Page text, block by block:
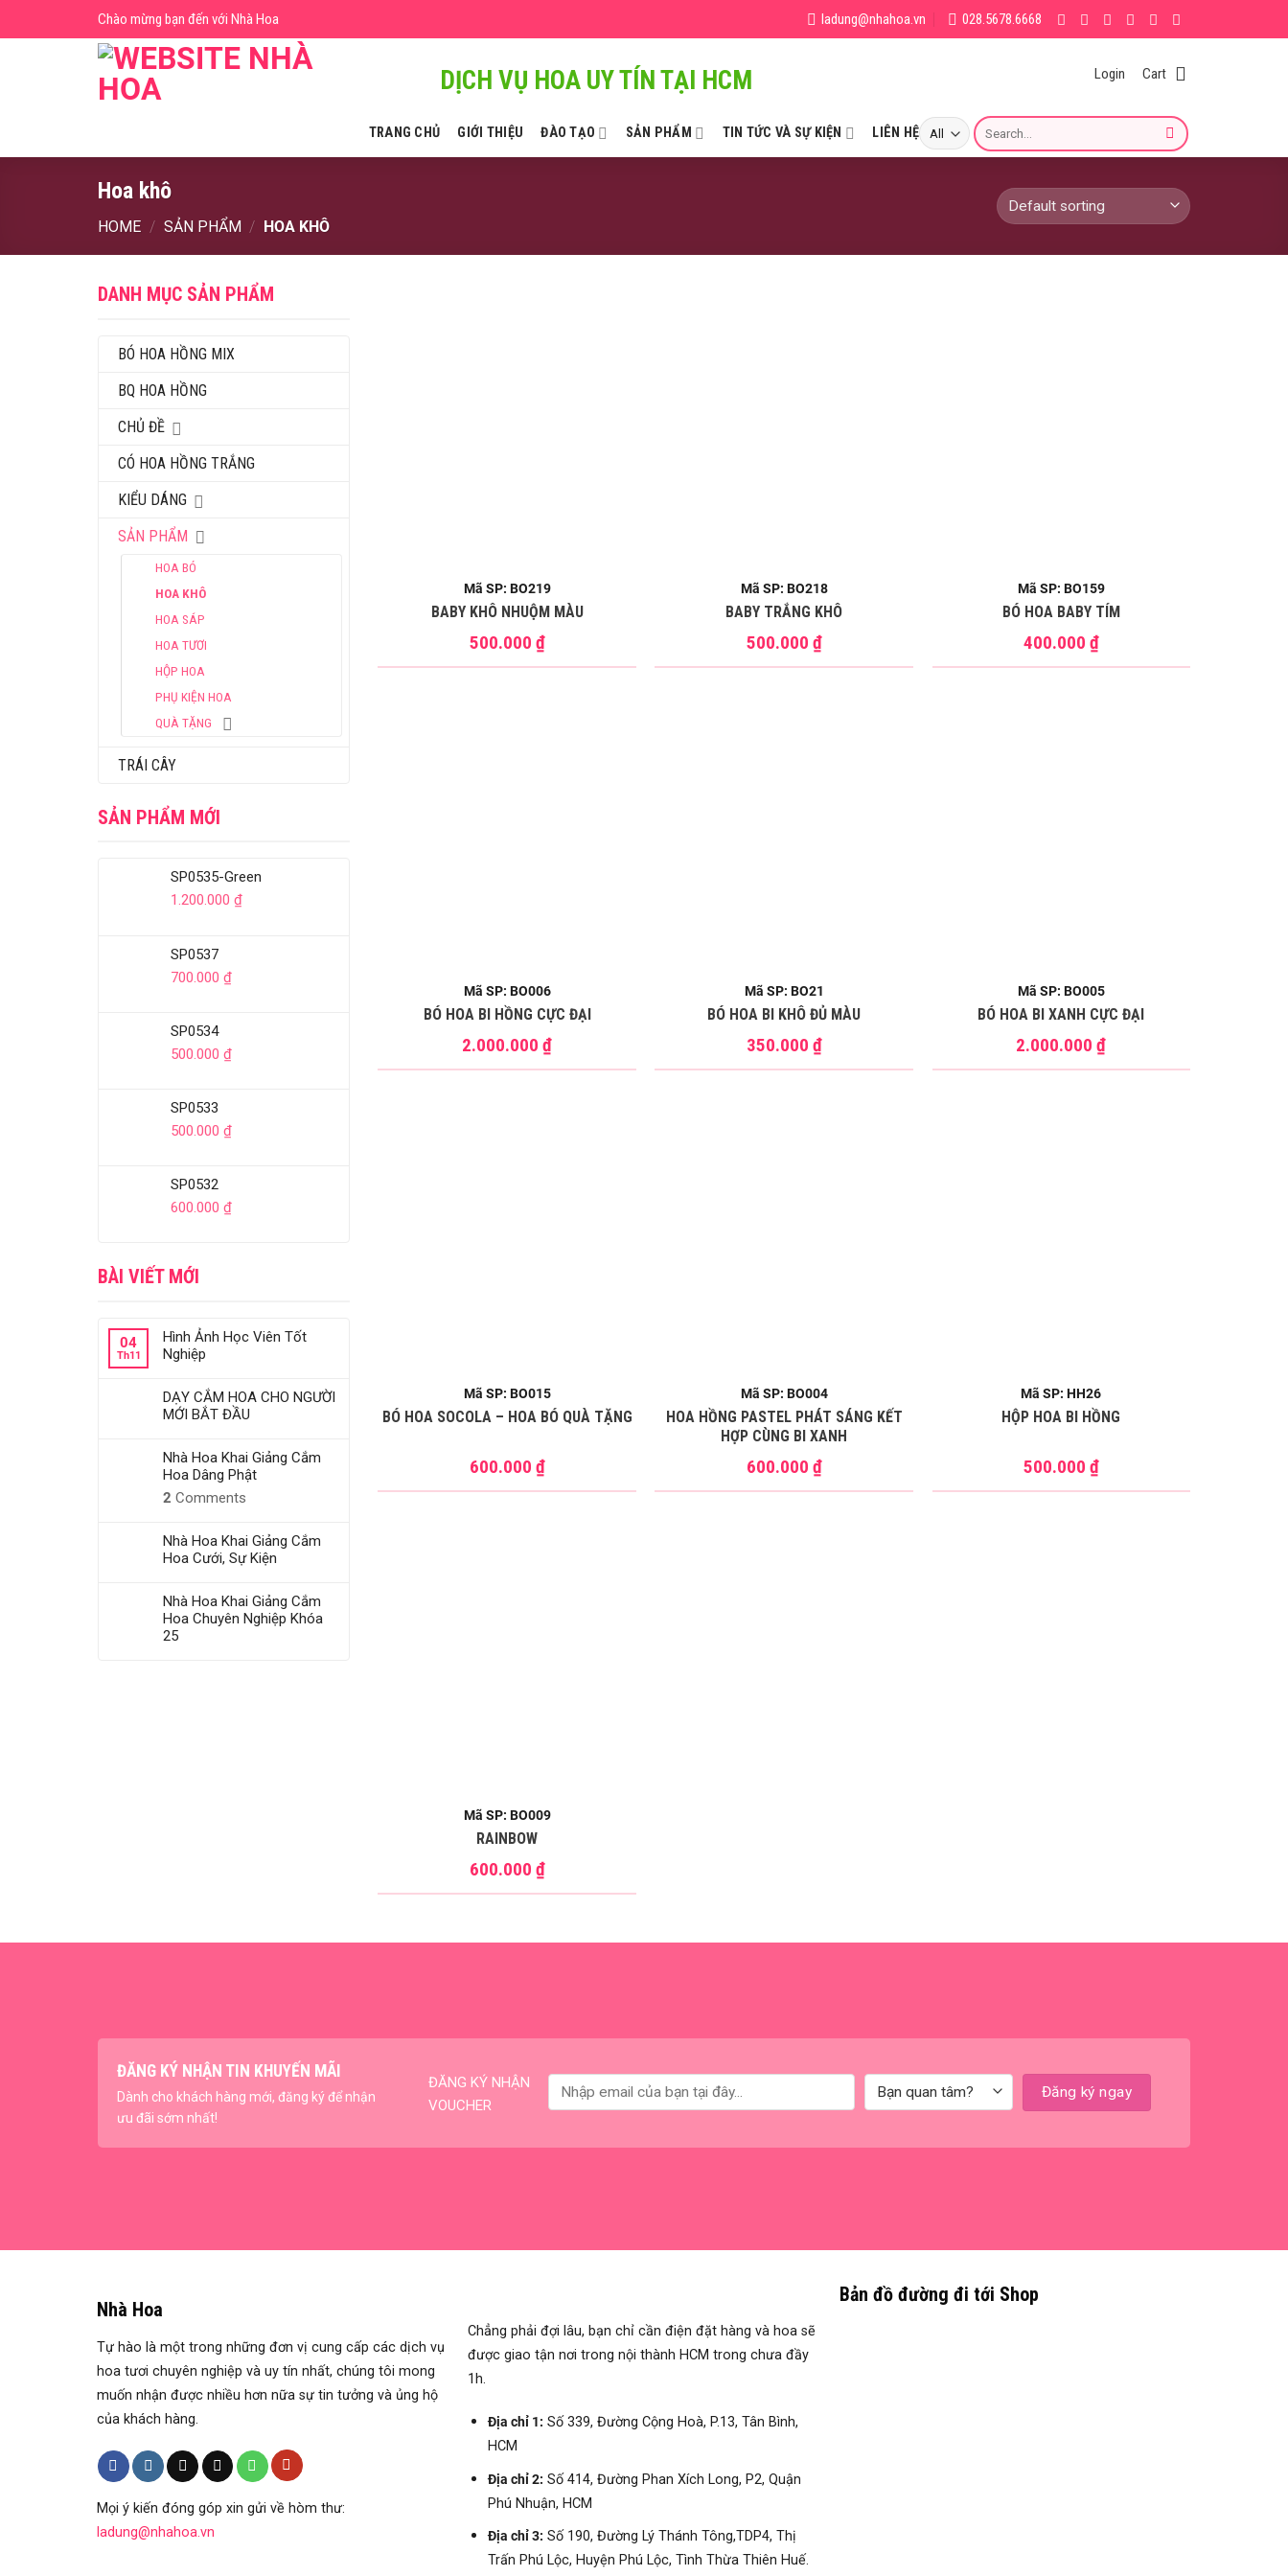
to
Chào mừng bạn đến với Nhà Hoa ladung@nhahoa.vn 028.5678.6668
DỊCH VỤ HOA UY TÍN TẠI HCM Login Cart
TRANG CHỦ GIỚI THIỆU ĐÀO TẠO SẢN PHẨM TIN TỨC VÀ SỰ KIỆN LIÊN HỆ
Search
for:
Hoa khô
HOME / SẢN PHẨM / HOA KHÔ
DANH MỤC SẢN PHẨM
BÓ HOA HỒNG MIX
BQ HOA HỒNG
CHỦ ĐỀ
CÓ HOA HỒNG TRẮNG
KIỂU DÁNG
SẢN PHẨM
HOA BÓ
HOA KHÔ
HOA SÁP
HOA TƯƠI
HỘP HOA
PHỤ KIỆN HOA
QUÀ TẶNG
TRÁI CÂY
SẢN PHẨM MỚI
SP0535-Green
1.200.000 ₫
SP0537
700.000 ₫
SP0534
500.000 ₫
SP0533
500.000 ₫
SP0532
600.000 ₫
BÀI VIẾT MỚI
04
Th11
Hình Ảnh Học Viên Tốt
Nghiệp
DẠY CẮM HOA CHO NGƯỜI
MỚI BẮT ĐẦU
Nhà Hoa Khai Giảng Cắm
Hoa Dâng Phật
2 Comments
Nhà Hoa Khai Giảng Cắm
Hoa Cưới, Sự Kiện
Nhà Hoa Khai Giảng Cắm
Hoa Chuyên Nghiệp Khóa
25
Mã SP: BO219
BABY KHÔ NHUỘM MÀU
500.000 ₫
Mã SP: BO218
BABY TRẮNG KHÔ
500.000 ₫
Mã SP: BO159
BÓ HOA BABY TÍM
400.000 ₫
Mã SP: BO006
BÓ HOA BI HỒNG CỰC ĐẠI
2.000.000₫
Mã SP: BO21
BÓ HOA BI KHÔ ĐỦ MÀU
350.000 ₫
Mã SP: BO005
BÓ HOA BI XANH CỰC ĐẠI
2.000.000₫
Mã SP: BO015
BÓ HOA SOCOLA – HOA BÓ QUÀ TẶNG
600.000 ₫
Mã SP: BO004
HOA HỒNG PASTEL PHÁT SÁNG KẾT
HỢP CÙNG BI XANH
600.000 ₫
Mã SP: HH26
HỘP HOA BI HỒNG
500.000 ₫
Mã SP: BO009
RAINBOW
600.000 ₫
ĐĂNG KÝ NHẬN TIN KHUYẾN MÃI
Dành cho khách hàng mới, đăng ký để nhận
ưu đãi sớm nhất!
ĐĂNG KÝ NHẬN
VOUCHER
Nhà Hoa
Tự hào là một trong những đơn vị cung cấp các dịch vụ
hoa tươi chuyên nghiệp và uy tín nhất, chúng tôi mong
muốn nhận được nhiều hơn nữa sự tin tưởng và ủng hộ
của khách hàng.
Mọi ý kiến đóng góp xin gửi về hòm thư:
ladung@nhahoa.vn
Chẳng phải đợi lâu, bạn chỉ cần điện đặt hàng và hoa sẽ
được giao tận nơi trong nội thành HCM trong chưa đầy
1h.
Địa chỉ 1: Số 339, Đường Cộng Hoà, P.13, Tân Bình,
HCM
Địa chỉ 2: Số 414, Đường Phan Xích Long, P2, Quận
Phú Nhuận, HCM
Địa chỉ 3: Số 190, Đường Lý Thánh Tông,TDP4, Thị
Trấn Phú Lộc, Huyện Phú Lộc, Tình Thừa Thiên Huế.
Bản đồ đường đi tới Shop